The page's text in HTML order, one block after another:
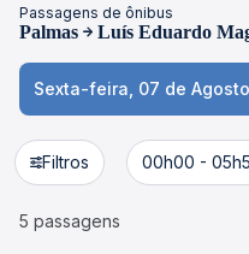
Passagens de ônibus
Palmas Luís Eduardo
Sexta-feira, 07 de Agosto
Filtros 00h00 -
5 passagens